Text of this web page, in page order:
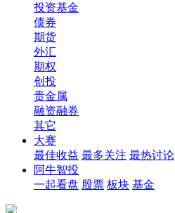
投资基金
债券
期货
外汇
期权
创投
贵金属
融资融券
其它
大赛
最佳收益 最多关注 最热讨论
阿牛智投
一起看盘 股票 板块 基金